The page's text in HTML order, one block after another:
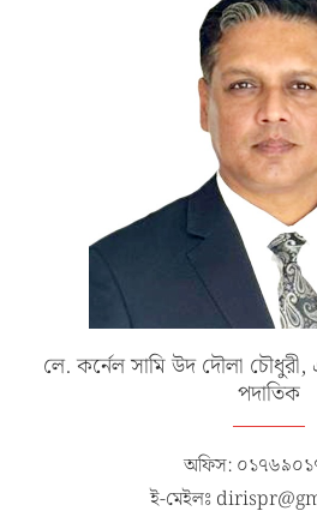
লে. কর্নেল সামি উদ দৌলা
পদাতিক
অফিস:
ই-মেইলঃ